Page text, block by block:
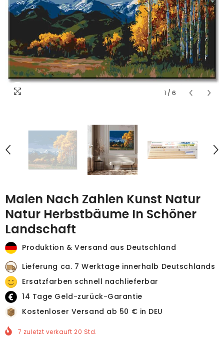
1 / 6
Malen Nach Zahlen Kunst Natur
Natur Herbstbäume In Schöner
Landschaft
Produktion & Versand aus Deutschland
Lieferung ca. 7 Werktage innerhalb Deutschlands
Ersatzfarben schnell nachlieferbar
14 Tage Geld-zurück-Garantie
Kostenloser Versand ab 50 € in DEU
7 zuletzt verkauft20 Std.